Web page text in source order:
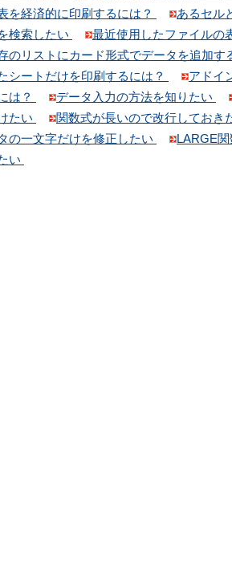
を経済的に印刷するには？
あるセル
検索したい
最近使用したファイルの
のリストにカード形式でデータを追加す
シートだけを印刷するには？
アドイ
は？
データ入力の方法を知りたい
たい
関数式が長いので改行しておき
の一文字だけを修正したい
LARGE
い